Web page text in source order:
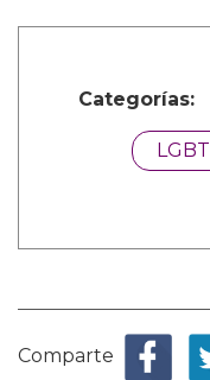
Categorías:
LGBT
Comparte